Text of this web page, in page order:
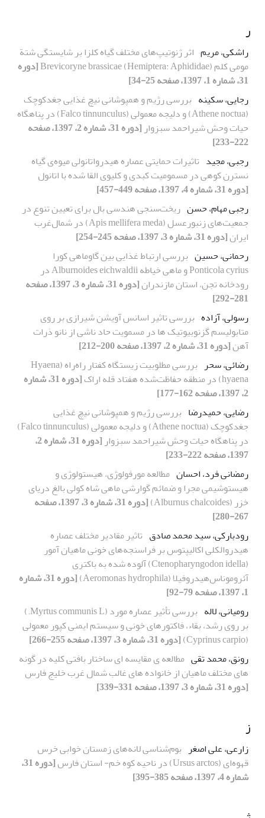
ر
راشکی، مریم اثر ژنوتیپ‌های مختلف گیاه کلزا بر شایستگی شتة
مومی کلم Brevicoryne brassicae (Hemiptera: Aphididae)
[دوره
31، شماره 1، 1397، صفحه 25-34]
رجایی، سکینه بررسی رژیم و هم‏پوشانی نیچ غذایی جغدکوچک
(Athene noctua) و دلیجه معمولی (Falco tinnunculus) در پناهگاه
حیات وحش شیراحمد سبزوار
[دوره 31، شماره 2، 1397، صفحه
222-233]
رجبی، مجید تاثیرات حمایتی عصاره هیدرواتانولی میوه‌ی گیاه
نسترن کوهی در مسمومیت کبدی و کلیوی القا شده با اتانول
[دوره 31، شماره 4، 1397، صفحه 449-457]
رجبی مهام، حسن ریخت‌سنجی هندسی بال برای تعیین تنوع در
جمعیت‌های زنبورعسل (Apis mellifera meda) در شمال‌غرب
ایران[دوره 31، شماره 3، 1397، صفحه 245-254]
رحمانی، حسین بررسی ارتباط غذایی بین گاوماهی کورا
Ponticola cyrius و ماهی خیاطه Alburnoides eichwaldii در
رودخانه تجن، استان مازندران
[دوره 31، شماره 3، 1397، صفحه
281-292]
رسولی، آزاده بررسی تاثیر اسانس آویشن شیرازی بر روی
متابولیسم گزنوبیوتیک ها در مسمویت حاد ناشی از نانو ذرات
آهن[دوره 31، شماره 2، 1397، صفحه 200-212]
رضائی، سحر
بررسی مطلوبیت زیستگاه کفتار راه‌راه (Hyaena
hyaena) در منطقه حفاظت‌شده هفتاد قله اراک
[دوره 31، شماره
2، 1397، صفحه 162-177]
رضایی، حمیدرضا بررسی رژیم و هم‏پوشانی نیچ غذایی
جغدکوچک (Athene noctua) و دلیجه معمولی (Falco tinnunculus)
در پناهگاه حیات وحش شیراحمد سبزوار
[دوره 31، شماره 2،
1397، صفحه 222-233]
رمضانی فرد، احسان مطالعه مورفولوژی، هیستولوژی و
هیستوشیمی مجرا و ضمائم گوارشی ماهی شاه کولی بالغ دریای
خزر (Alburnus chalcoides)
[دوره 31، شماره 3، 1397، صفحه
267-280]
رودبارکی، سید محمد صادق تاثیر مقادیر مختلف عصاره
هیدروالکلی اکالیپتوس بر فراسنجه‌های خونی ماهیان آمور
(Ctenopharyngodon idella) آلوده شده به باکتری
آئروموناس‌هیدروفیلا (Aeromonas hydrophila)
[دوره 31، شماره
1، 1397، صفحه 79-92]
رومیانی، لاله
بررسی تأثیر عصاره مورد (Myrtus communis L.)
بر روی رشد، بقاء، فاکتورهای خونی و سیستم ایمنی کپور معمولی
(Cyprinus carpio)
[دوره 31، شماره 3، 1397، صفحه 255-266]
رونق، محمد تقی مطالعه ی مقایسه ای ساختار بافتی کلیه در گونه
های مختلف ماهیان از خانواده های غالب شمال غرب خلیج فارس
[دوره 31، شماره 3، 1397، صفحه 331-339]
ز
زارعی، علی اصغر بوم‌شناسی لانه‌های زمستان خوابی خرس
قهوه‌ای (Ursus arctos) در ناحیه کوه خم- استان فارس
[دوره 31،
شماره 4، 1397، صفحه 385-395]